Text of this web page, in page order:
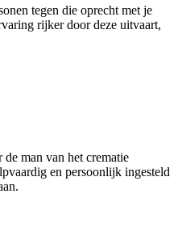
tegen die oprecht met je
rijker door deze uitvaart,
man van het crematie
en persoonlijk ingesteld